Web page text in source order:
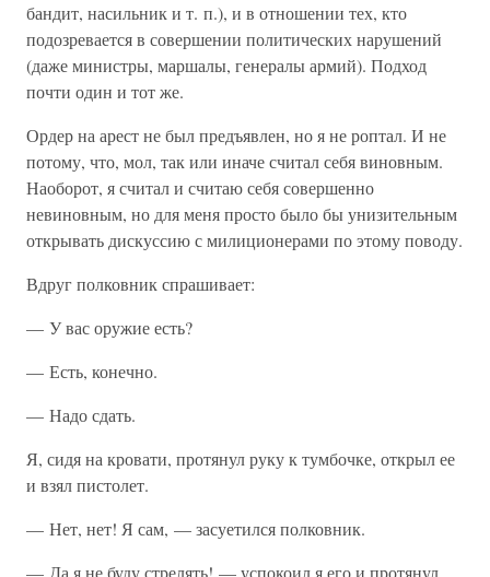
бандит, насильник и т. п.), и в отношении тех, кто
подозревается в совершении политических нарушений
(даже министры, маршалы, генералы армий). Подход
почти один и тот же.
Ордер на арест не был предъявлен, но я не роптал. И не
потому, что, мол, так или иначе считал себя виновным.
Наоборот, я считал и считаю себя совершенно
невиновным, но для меня просто было бы унизительным
открывать дискуссию с милиционерами по этому поводу.
Вдруг полковник спрашивает:
— У вас оружие есть?
— Есть, конечно.
— Надо сдать.
Я, сидя на кровати, протянул руку к тумбочке, открыл ее
и взял пистолет.
— Нет, нет! Я сам, — засуетился полковник.
— Да я не буду стрелять! — успокоил я его и протянул